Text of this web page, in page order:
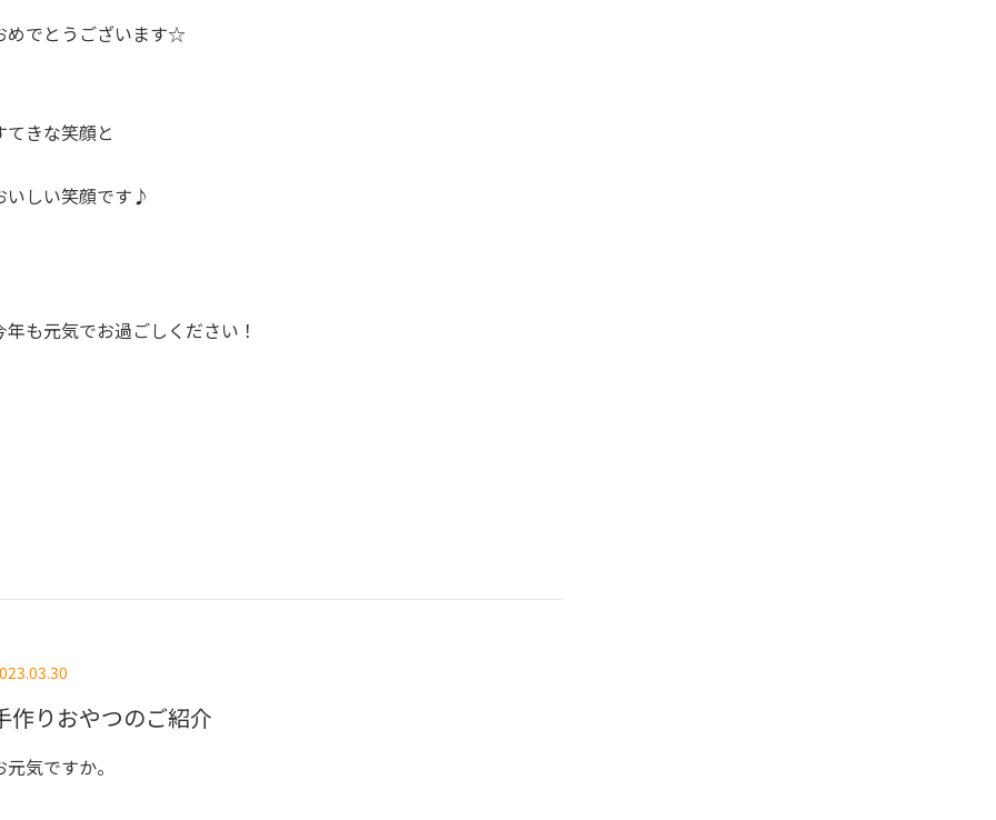
めでとうございます☆
てきな笑顔と
いしい笑顔です♪
年も元気でお過ごしください！
作りおやつのご紹介
元気ですか。